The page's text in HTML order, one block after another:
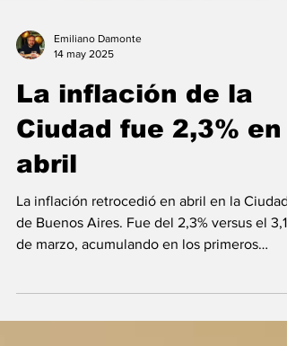
14 may 2025
La inflación de la
Ciudad fue 2,3% en
abril
La inflación retrocedió en abril en la Ciudad
de Buenos Aires. Fue del 2,3% versus el
cuatro...